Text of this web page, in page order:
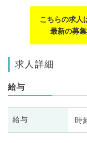
こちらの求人
最新の募
求人詳細
給与
給与 時